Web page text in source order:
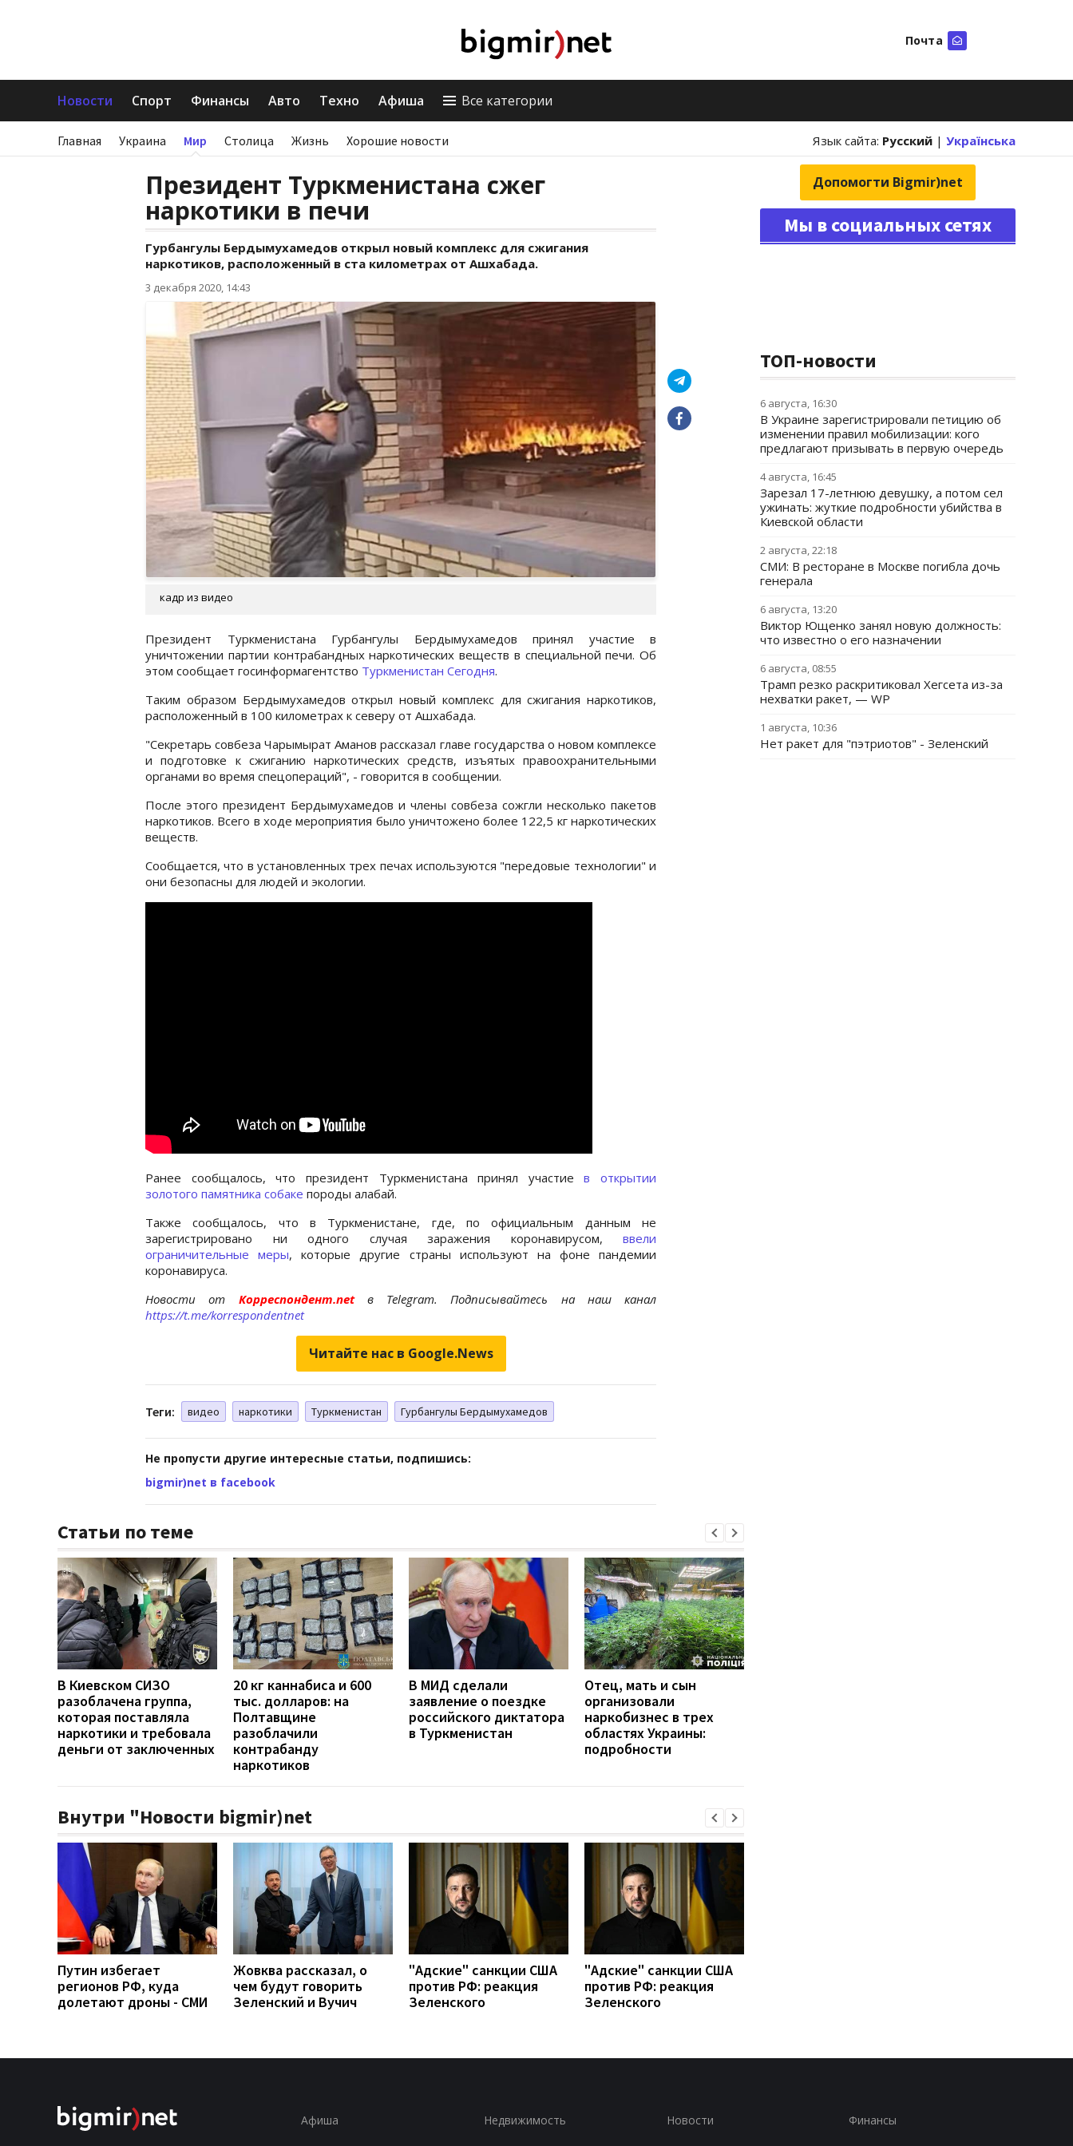
Почта
Новости Спорт Финансы Авто Техно Афиша Все категории
Главная Украина Мир Столица Жизнь Хорошие новости Язык сайта: Русский | Українська
Президент Туркменистана сжег
наркотики в печи
Гурбангулы Бердымухамедов открыл новый комплекс для сжигания
наркотиков, расположенный в ста километрах от Ашхабада.
3 декабря 2020, 14:43
кадр из видео
Президент Туркменистана Гурбангулы Бердымухамедов принял участие в
уничтожении партии контрабандных наркотических веществ в специальной печи. Об
этом сообщает госинформагентство Туркменистан Сегодня.
Таким образом Бердымухамедов открыл новый комплекс для сжигания наркотиков,
расположенный в 100 километрах к северу от Ашхабада.
"Секретарь совбеза Чарымырат Аманов рассказал главе государства о новом комплексе
и подготовке к сжиганию наркотических средств, изъятых правоохранительными
органами во время спецопераций", - говорится в сообщении.
После этого президент Бердымухамедов и члены совбеза сожгли несколько пакетов
наркотиков. Всего в ходе мероприятия было уничтожено более 122,5 кг наркотических
веществ.
Сообщается, что в установленных трех печах используются "передовые технологии" и
они безопасны для людей и экологии.
Ранее сообщалось, что президент Туркменистана принял участиев открытии
золотого памятника собаке породы алабай.
Также сообщалось, что в Туркменистане, где, по официальным данным не
зарегистрировано ни одного случая заражения коронавирусом, ввели
ограничительные меры, которые другие страны используют на фоне пандемии
коронавируса.
Новости от Корреспондент.net в Telegram. Подписывайтесь на наш канал
https://t.me/korrespondentnet
Читайте нас в Google.News
Теги: видео наркотики Туркменистан Гурбангулы Бердымухамедов
Не пропусти другие интересные статьи, подпишись:
bigmir)net в facebook
Статьи по теме
В Киевском СИЗО
разоблачена группа,
которая поставляла
наркотики и требовала
деньги от заключенных
20 кг каннабиса и 600
тыс. долларов: на
Полтавщине
разоблачили
контрабанду
наркотиков
В МИД сделали
заявление о поездке
российского диктатора
в Туркменистан
Отец, мать и сын
организовали
наркобизнес в трех
областях Украины:
подробности
Внутри "Новости bigmir)net
Путин избегает
регионов РФ, куда
долетают дроны - СМИ
Жовква рассказал, о
чем будут говорить
Зеленский и Вучич
"Адские" санкции США
против РФ: реакция
Зеленского
"Адские" санкции США
против РФ: реакция
Зеленского
Допомогти Bigmir)net
Мы в социальных сетях
ТОП-новости
6 августа, 16:30
В Украине зарегистрировали петицию об
изменении правил мобилизации: кого
предлагают призывать в первую очередь
4 августа, 16:45
Зарезал 17-летнюю девушку, а потом сел
ужинать: жуткие подробности убийства в
Киевской области
2 августа, 22:18
СМИ: В ресторане в Москве погибла дочь
генерала
6 августа, 13:20
Виктор Ющенко занял новую должность:
что известно о его назначении
6 августа, 08:55
Трамп резко раскритиковал Хегсета из-за
нехватки ракет, — WP
1 августа, 10:36
Нет ракет для "пэтриотов" - Зеленский
Афиша Недвижимость Новости Финансы